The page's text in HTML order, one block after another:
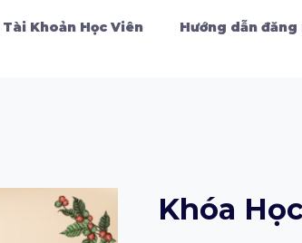
Tài Khoản Học Viên Hướng dẫn đăng
Khóa